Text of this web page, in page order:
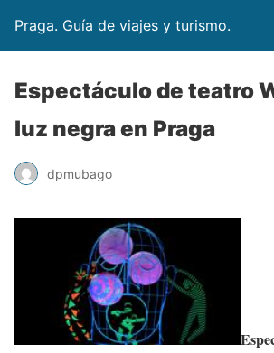
Praga. Guía de viajes y turismo.
Espectáculo de teatro
luz negra en Praga
dpmubago